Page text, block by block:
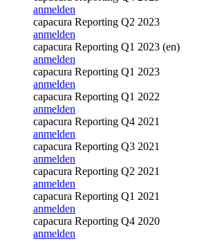
anmelden
capacura Reporting Q2 2023
anmelden
capacura Reporting Q1 2023 (en)
anmelden
capacura Reporting Q1 2023
anmelden
capacura Reporting Q1 2022
anmelden
capacura Reporting Q4 2021
anmelden
capacura Reporting Q3 2021
anmelden
capacura Reporting Q2 2021
anmelden
capacura Reporting Q1 2021
anmelden
capacura Reporting Q4 2020
anmelden